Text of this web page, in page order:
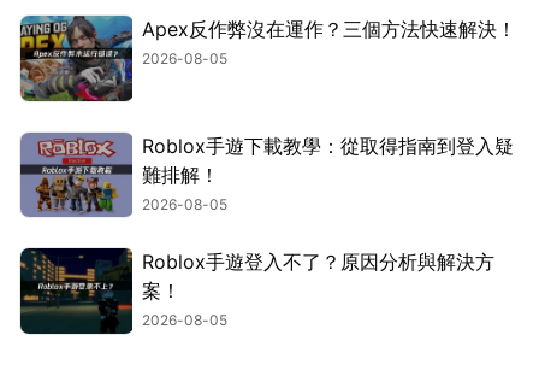
Apex反作弊沒在運作？三個方法快速解決！
2026-08-05
Roblox手遊下載教學：從取得指南到登入疑
難排解！
2026-08-05
Roblox手遊登入不了？原因分析與解決方
案！
2026-08-05